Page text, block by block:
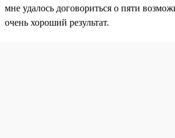
мне удалось договориться о пяти
очень хороший результат.